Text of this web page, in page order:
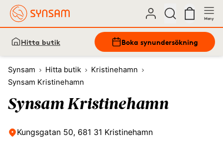
Meny
Hitta butik Boka synundersökning
Synsam Hitta butik
Kristinehamn
Synsam Kristinehamn
Synsam Kristinehamn
Kungsgatan 50, 681 31 Kristinehamn